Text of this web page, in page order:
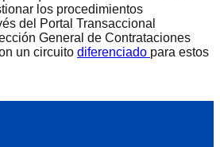
los procedimientos
del Portal Transaccional
General de Contrataciones
un circuito diferenciado para estos